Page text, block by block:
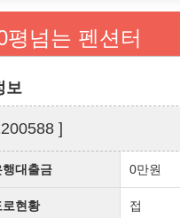
넘는 펜션터
보
]
행대출금 0만원
로현황 접